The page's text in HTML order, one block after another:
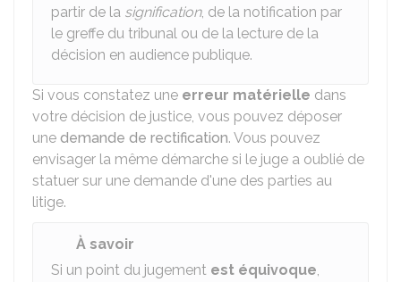
partir de la signification, de la notification par
le greffe du tribunal ou de la lecture de la
décision en audience publique.
Si vous constatez une erreur matérielle dans
votre décision de justice, vous pouvez déposer
une demande de rectification. Vous pouvez
envisager la même démarche si le juge a oublié de
statuer sur une demande d'une des parties au
litige.
À savoir
Si un point du jugement est équivoque,